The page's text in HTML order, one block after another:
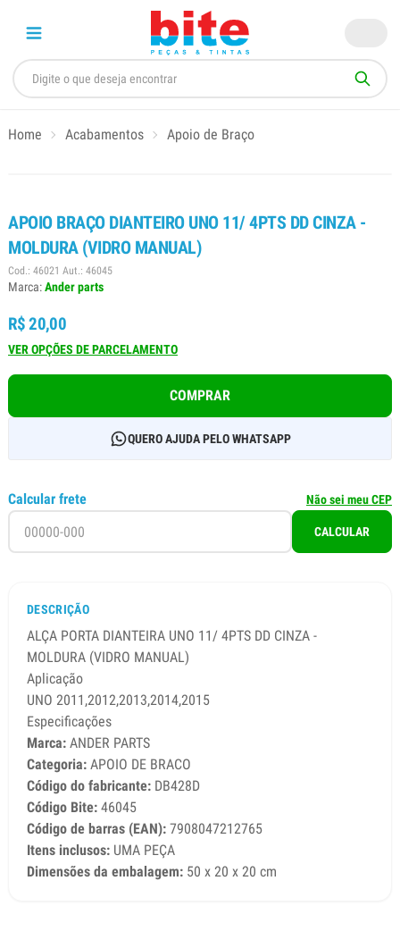
Home Acabamentos Apoio de Braço
APOIO BRAÇO DIANTEIRO UNO 11/ 4PTS DD CINZA -
MOLDURA (VIDRO MANUAL)
Cod.: 46021 Aut.: 46045
Marca:Ander parts
R$ 20,00
VER OPÇÕES DE PARCELAMENTO
COMPRAR
QUERO AJUDA PELO WHATSAPP
Calcular frete Não sei meu CEP
CALCULAR
DESCRIÇÃO
ALÇA PORTA DIANTEIRA UNO 11/ 4PTS DD CINZA -
MOLDURA (VIDRO MANUAL)
Aplicação
UNO 2011,2012,2013,2014,2015
Especificações
Marca: ANDER PARTS
Categoria: APOIO DE BRACO
Código do fabricante: DB428D
Código Bite: 46045
Código de barras (EAN): 7908047212765
Itens inclusos: UMA PEÇA
Dimensões da embalagem: 50 x 20 x 20 cm